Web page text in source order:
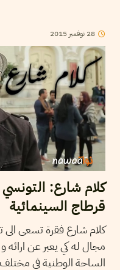
28 نوفمبر 2015
قرطاج السينمائية
كلام شارع فقرة تسعى الى
مجال له كي يعبر عن ارائه
الساحة الوطنية في مختلف